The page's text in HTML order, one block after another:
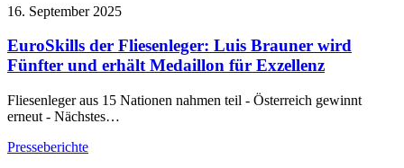
16. September 2025
EuroSkills der Fliesenleger: Luis Brauner wird
Fünfter und erhält Medaillon für Exzellenz
Fliesenleger aus 15 Nationen nahmen teil - Österreich gewinnt
erneut - Nächstes…
Presseberichte